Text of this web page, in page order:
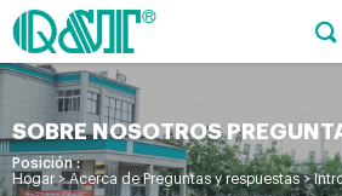
SOBRE NOSOTROS
Posición :
Hogar >Acerca de Preguntas y respuestas>